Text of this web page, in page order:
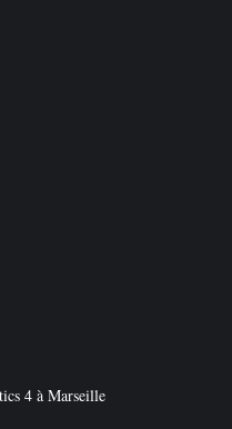
4 à Marseille